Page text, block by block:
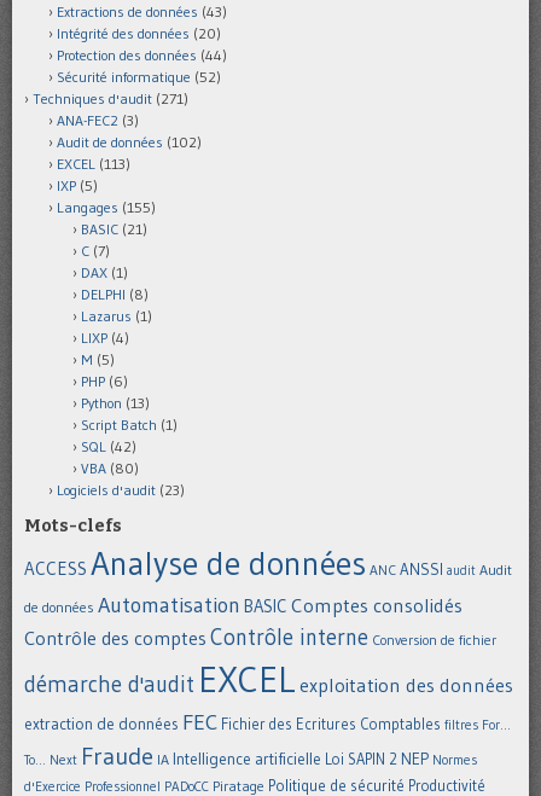
Extractions de données (43)
Intégrité des données (20)
Protection des données (44)
Sécurité informatique (52)
Techniques d'audit (271)
ANA-FEC2 (3)
Audit de données (102)
EXCEL (113)
IXP (5)
Langages (155)
BASIC (21)
C (7)
DAX (1)
DELPHI (8)
Lazarus (1)
LIXP (4)
M (5)
PHP (6)
Python (13)
Script Batch (1)
SQL (42)
VBA (80)
Logiciels d'audit (23)
Mots-clefs
ACCESS Analyse de données ANC ANSSI audit Audit
de données Automatisation BASIC Comptes consolidés
Contrôle des comptes Contrôle interne Conversion de fichier
démarche d'audit EXCEL exploitation des données
extraction de données FEC Fichier des Ecritures Comptables filtres For...
To... Next Fraude IA Intelligence artificielle Loi SAPIN 2 NEP Normes
d'Exercice Professionnel PADoCC Piratage Politique de sécurité Productivité